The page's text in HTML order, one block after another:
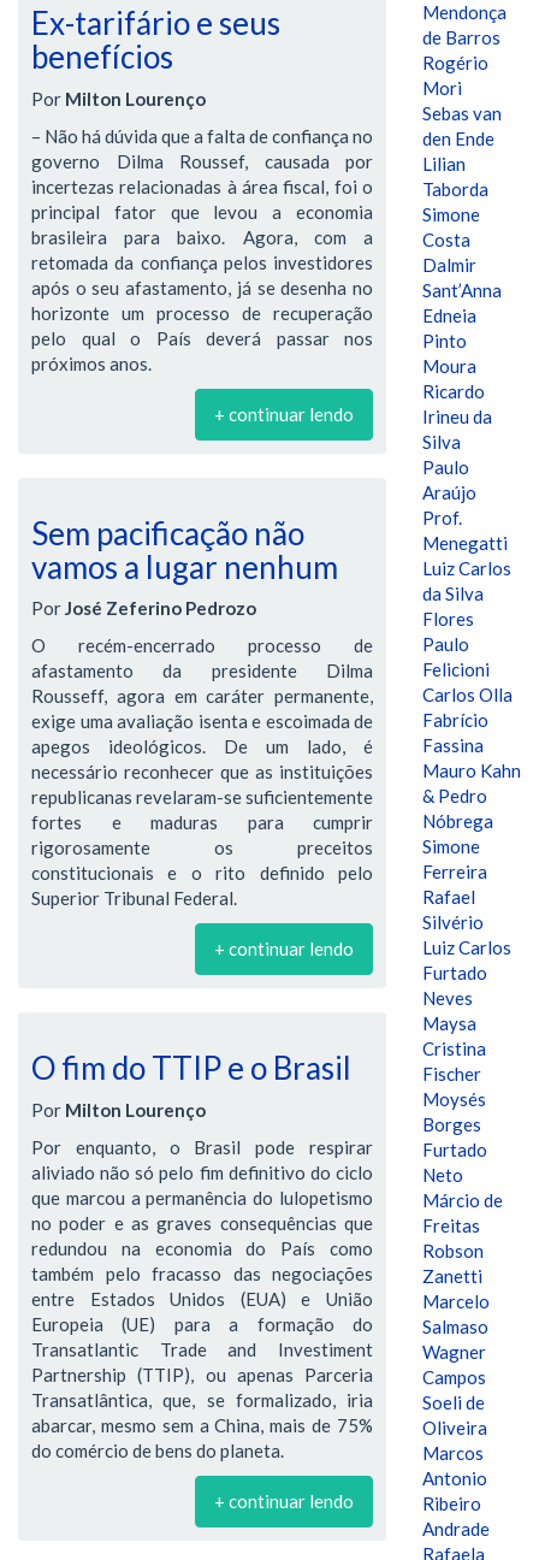
Ex-tarifário e seus
benefícios
Por Milton Lourenço
– Não há dúvida que a falta de confiança no
governo Dilma Roussef, causada por
incertezas relacionadas à área fiscal, foi o
principal fator que levou a economia
brasileira para baixo. Agora, com a
retomada da confiança pelos investidores
após o seu afastamento, já se desenha no
horizonte um processo de recuperação
pelo qual o País deverá passar nos
próximos anos.
+ continuar lendo
Sem pacificação não
vamos a lugar nenhum
PorJosé Zeferino Pedrozo
O recém-encerrado processo de
afastamento da presidente Dilma
Rousseff, agora em caráter permanente,
exige uma avaliação isenta e escoimada de
apegos ideológicos. De um lado, é
necessário reconhecer que as instituições
republicanas revelaram-se suficientemente
fortes e maduras para cumprir
rigorosamente os preceitos
constitucionais e o rito definido pelo
Superior Tribunal Federal.
+ continuar lendo
O fim do TTIP e o Brasil
Por Milton Lourenço
Por enquanto, o Brasil pode respirar
aliviado não só pelo fim definitivo do ciclo
que marcou a permanência do lulopetismo
no poder e as graves consequências que
redundou na economia do País como
também pelo fracasso das negociações
entre Estados Unidos (EUA) e União
Europeia (UE) para a formação do
Transatlantic Trade and Investiment
Partnership (TTIP), ou apenas Parceria
Transatlântica, que, se formalizado, iria
abarcar, mesmo sem a China, mais de 75%
do comércio de bens do planeta.
+ continuar lendo
Mendonça
de Barros
Rogério
Mori
Sebas van
den Ende
Lilian
Taborda
Simone
Costa
Dalmir
Sant’Anna
Edneia
Pinto
Moura
Ricardo
Irineu da
Silva
Paulo
Araújo
Prof.
Menegatti
Luiz Carlos
da Silva
Flores
Paulo
Felicioni
Carlos Olla
Fabrício
Fassina
Mauro Kahn
& Pedro
Nóbrega
Simone
Ferreira
Rafael
Silvério
Luiz Carlos
Furtado
Neves
Maysa
Cristina
Fischer
Moysés
Borges
Furtado
Neto
Márcio de
Freitas
Robson
Zanetti
Marcelo
Salmaso
Wagner
Campos
Soeli de
Oliveira
Marcos
Antonio
Ribeiro
Andrade
Rafaela